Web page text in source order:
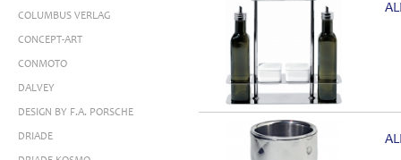
COLUMBUS VERLAG
CONCEPT-ART
CONMOTO
DALVEY
DESIGN BY F.A. PORSCHE
DRIADE